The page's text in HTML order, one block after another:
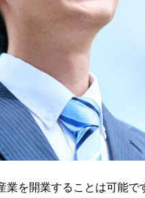
業を開業することは可能で